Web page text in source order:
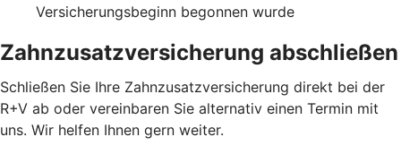
Versicherungsbeginn begonnen wurde
Zahnzusatzversicherung abschließen
Schließen Sie Ihre Zahnzusatzversicherung direkt bei der
R+V ab oder vereinbaren Sie alternativ einen Termin mit
uns. Wir helfen Ihnen gern weiter.